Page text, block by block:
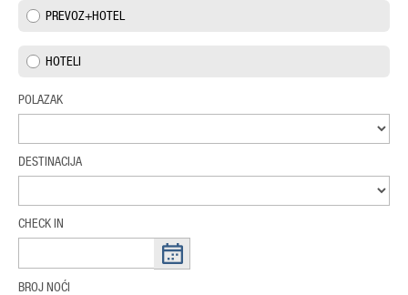
PREVOZ+HOTEL
HOTELI
POLAZAK
DESTINACIJA
CHECK IN
BROJ NOĆI